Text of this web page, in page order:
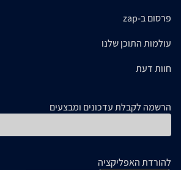
פרסום ב-zap
עולמות התוכן שלנו
חוות דעת
הרשמה לקבלת עדכונים ומבצעים
להורדת האפליקציה